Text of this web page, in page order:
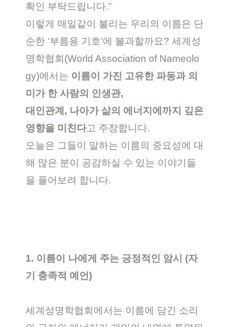
확인 부탁드립니다.”
이렇게 매일같이 불리는 우리의 이름은 단
순한 ‘부름용 기호’에 불과할까요? 세계성
명학협회(World Association of Nameolo
gy)에서는 이름이 가진 고유한 파동과 의
미가 한 사람의 인생관,
대인관계, 나아가 삶의 에너지에까지 깊은
영향을 미친다고 주장합니다.
오늘은 그들이 말하는 이름의 중요성에 대
해 많은 분이 공감하실 수 있는 이야기들
을 풀어보려 합니다.
1. 이름이 나에게 주는 긍정적인 암시 (자
기 충족적 예언)
세계성명학협회에서는 이름에 담긴 소리